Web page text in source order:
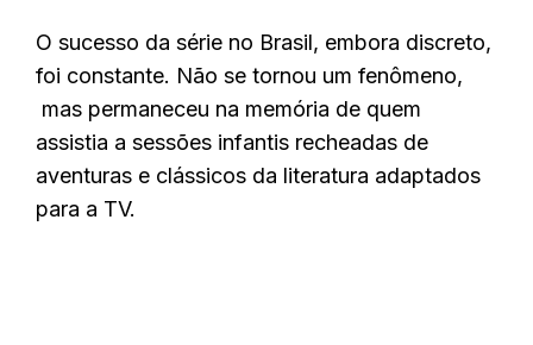
O sucesso da série no Brasil, embora discreto,
foi constante. Não se tornou um fenômeno,
mas permaneceu na memória de quem
assistia a sessões infantis recheadas de
aventuras e clássicos da literatura adaptados
para a TV.